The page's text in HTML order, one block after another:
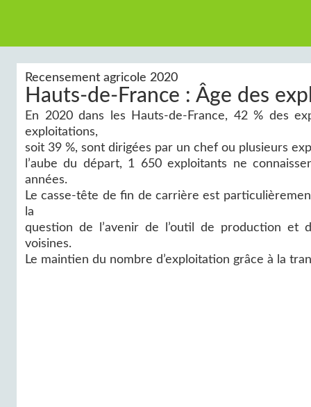
Recensement agricole 2020
Hauts-de-France : Âge des
En 2020 dans les Hauts-de-France, 42 % des
exploitations,
soit 39 %, sont dirigées par un chef ou plusieurs
l’aube du départ, 1 650 exploitants ne
années.
Le casse-tête de fin de carrière est
la
question de l’avenir de l’outil de production et
voisines.
Le maintien du nombre d’exploitation grâce à la